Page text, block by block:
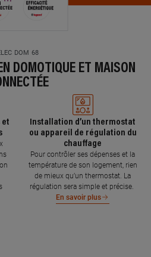
DOM 68
DOMOTIQUE ET MAISON
et
Installation d’un thermostat
ou appareil de régulation du
chauffage
Pour contrôler ses dépenses et la
température de son logement, rien
de mieux qu’un thermostat. La
régulation sera simple et précise.
En savoir plus